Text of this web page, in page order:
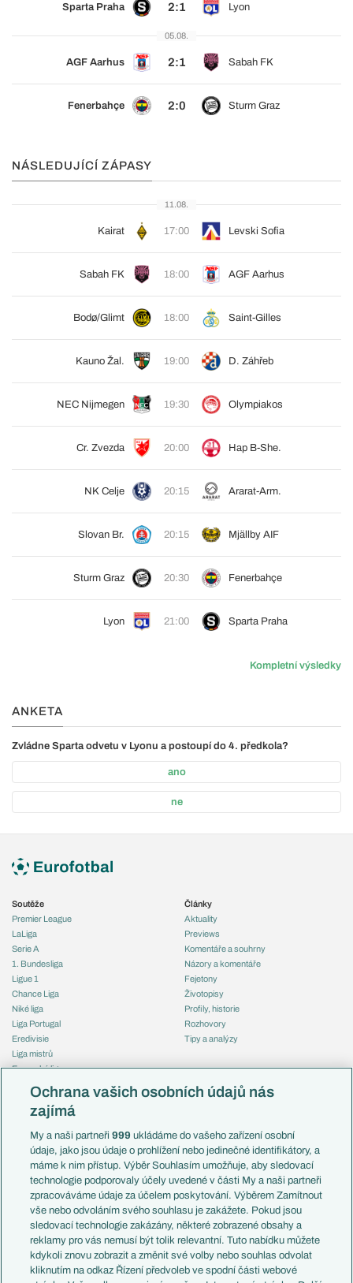
Sparta Praha 2:1 Lyon
05.08.
AGF Aarhus 2:1 Sabah FK
Fenerbahçe 2:0 Sturm Graz
NÁSLEDUJÍCÍ ZÁPASY
11.08.
Kairat 17:00 Levski Sofia
Sabah FK 18:00 AGF Aarhus
Bodø/Glimt 18:00 Saint-Gilles
Kauno Žal. 19:00 D. Záhřeb
NEC Nijmegen 19:30 Olympiakos
Cr. Zvezda 20:00 Hap B-She.
NK Celje 20:15 Ararat-Arm.
Slovan Br. 20:15 Mjällby AIF
Sturm Graz 20:30 Fenerbahçe
Lyon 21:00 Sparta Praha
Kompletní výsledky
ANKETA
Zvládne Sparta odvetu v Lyonu a postoupí do 4. předkola?
ano
ne
Soutěže
Premier League
LaLiga
Serie A
1. Bundesliga
Ligue 1
Chance Liga
Niké liga
Liga Portugal
Eredivisie
Liga mistrů
Evropská liga
Mistrovství světa
Liga národů
Témata
Představení týmů MS
EuroSkauting
PL v kostce
Evropské koeficienty
Přestupy
Přestupové spekulace
Zranění
Články
Aktuality
Previews
Komentáře a souhrny
Názory a komentáře
Fejetony
Životopisy
Profily, historie
Rozhovory
Tipy a analýzy
Česko
Francie
Itálie
Německo
Španělsko
Argentina
Brazílie
Přestupy
Zápasy
Livescore
Ochrana vašich osobních údajů nás
zajímá
My a naši partneři999 ukládáme do vašeho zařízení osobní
údaje, jako jsou údaje o prohlížení nebo jedinečné identifikátory, a
máme k nim přístup. Výběr Souhlasím umožňuje, aby sledovací
technologie podporovaly účely uvedené v části My a naši partneři
zpracováváme údaje za účelem poskytování. Výběrem Zamítnout
vše nebo odvoláním svého souhlasu je zakážete. Pokud jsou
sledovací technologie zakázány, některé zobrazené obsahy a
reklamy pro vás nemusí být tolik relevantní. Tuto nabídku můžete
kdykoli znovu zobrazit a změnit své volby nebo souhlas odvolat
kliknutím na odkaz Řízení předvoleb ve spodní části webové